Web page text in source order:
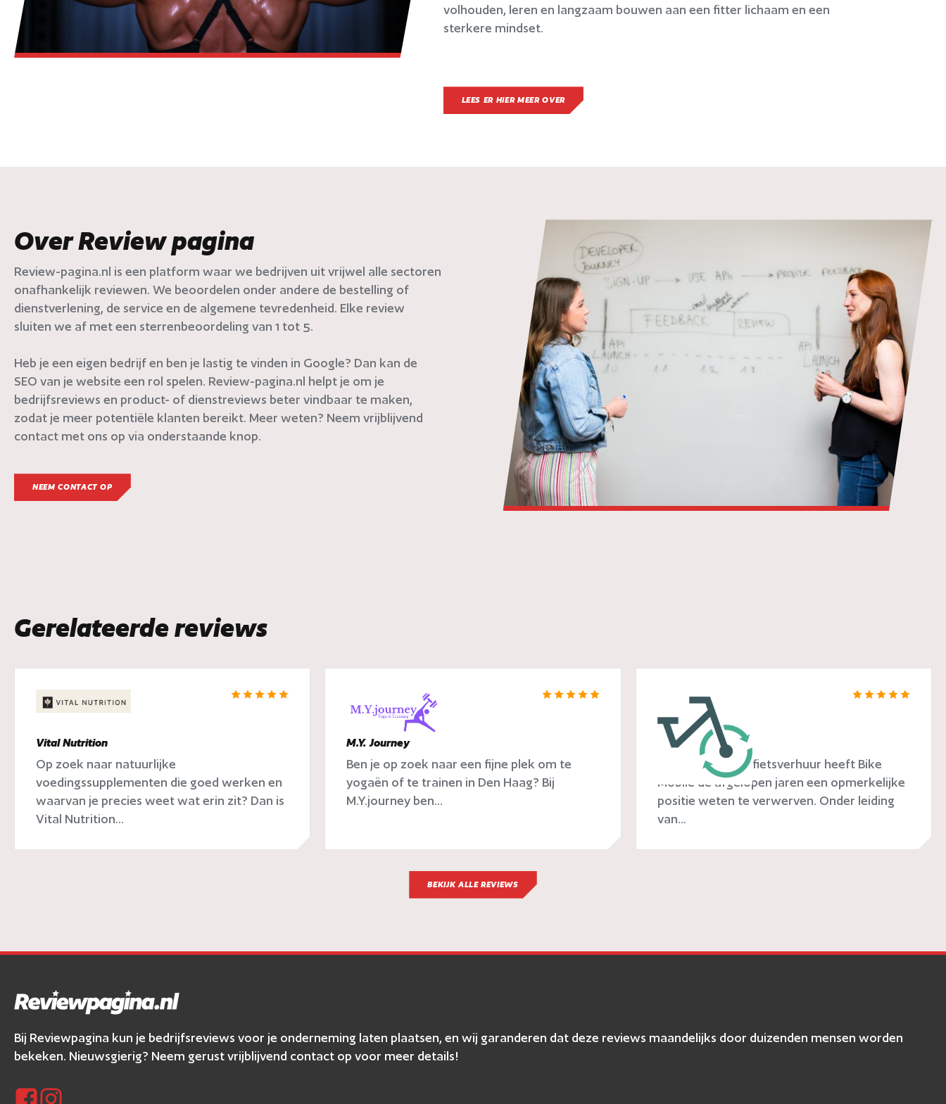
volhouden, leren en langzaam bouwen aan een fitter lichaam en een
sterkere mindset.
LEES ER HIER MEER OVER
Over Review pagina
Review-pagina.nl is een platform waar we bedrijven uit vrijwel alle sectoren
onafhankelijk reviewen. We beoordelen onder andere de bestelling of
dienstverlening, de service en de algemene tevredenheid. Elke review
sluiten we af met een sterrenbeoordeling van 1 tot 5.
Heb je een eigen bedrijf en ben je lastig te vinden in Google? Dan kan de
SEO van je website een rol spelen. Review-pagina.nl helpt je om je
bedrijfsreviews en product- of dienstreviews beter vindbaar te maken,
zodat je meer potentiële klanten bereikt. Meer weten? Neem vrijblijvend
contact met ons op via onderstaande knop.
NEEM CONTACT OP
Gerelateerde reviews
Vital Nutrition
Op zoek naar natuurlijke
voedingssupplementen die goed werken en
waarvan je precies weet wat erin zit? Dan is
Vital Nutrition...
M.Y. Journey
Ben je op zoek naar een fijne plek om te
yogaën of te trainen in Den Haag? Bij
M.Y.journey ben...
Bike Mobile
In de wereld van fietsverhuur heeft Bike
Mobile de afgelopen jaren een opmerkelijke
positie weten te verwerven. Onder leiding
van...
BEKIJK ALLE REVIEWS
Bij Reviewpagina kun je bedrijfsreviews voor je onderneming laten plaatsen, en wij garanderen dat deze reviews maandelijks door duizenden mensen worden
bekeken. Nieuwsgierig? Neem gerust vrijblijvend contact op voor meer details!